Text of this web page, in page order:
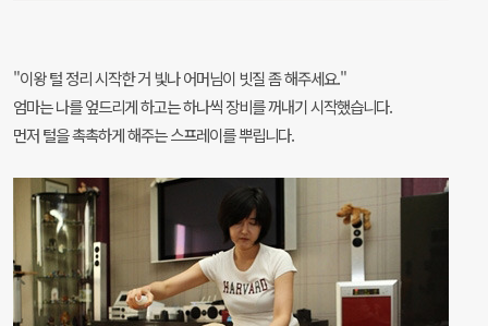
"이왕 털 정리 시작한 거 빛나 어머님이 빗질 좀 해주세요."
엄마는 나를 엎드리게 하고는 하나씩 장비를 꺼내기 시작했습니다.
먼저 털을 촉촉하게 해주는 스프레이를 뿌립니다.